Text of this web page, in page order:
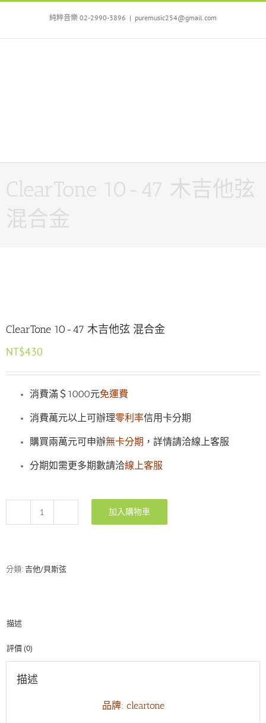
Skip
純粹音樂 02-2990-3896 | puremusic254@gmail.com
ClearTone 10-47 木吉他弦
混合金
ClearTone 10-47 木吉他弦 混合金
NT$430
消費滿＄1000元免運費
消費萬元以上可辦理零利率信用卡分期
購買兩萬元可申辦無卡分期 ，詳情請洽線上客服
分期如需更多期數請洽線上客服
ClearTone
吉
加入購物車
分類:吉他/貝斯弦
描述
評價 (0)
描述
品牌: cleartone